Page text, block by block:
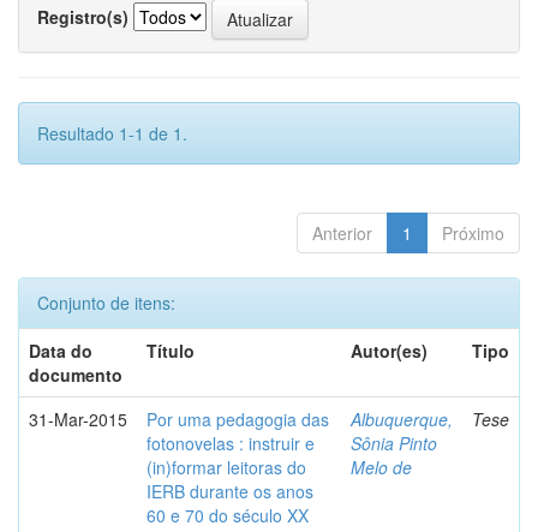
Registro(s)
Resultado 1-1 de 1.
Anterior 1 Próximo
Conjunto de itens:
Data do
documento
Título Autor(es) Tipo
31-Mar-2015
Por uma pedagogia das
fotonovelas : instruir e
(in)formar leitoras do
IERB durante os anos
60 e 70 do século XX
Albuquerque,
Sônia Pinto
Melo de
Tese